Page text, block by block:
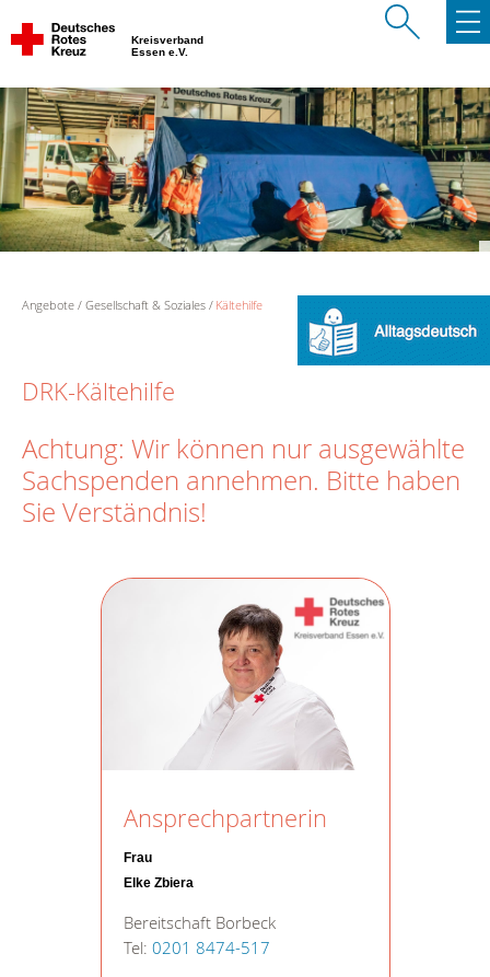
Kreisverband
Essen e.V.
Angebote Gesellschaft & Soziales Kältehilfe
DRK-Kältehilfe
Achtung: Wir können nur ausgewählte
Sachspenden annehmen. Bitte haben
Sie Verständnis!
Ansprechpartnerin
Frau
Elke Zbiera
Bereitschaft Borbeck
Tel: 0201 8474-517